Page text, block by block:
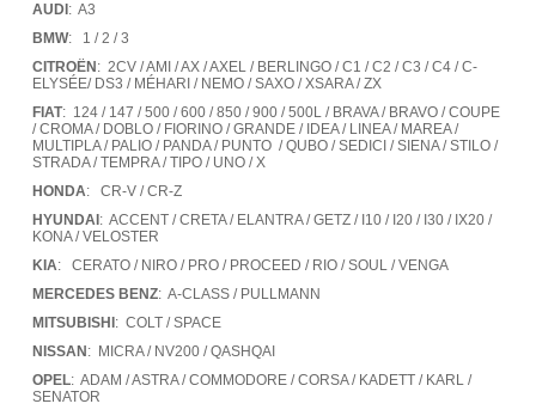
AUDI : A3
BMW: 1 / 2 / 3
CITROËN : 2CV / AMI / AX / AXEL / BERLINGO / C1 / C2 / C3 / C4 / C-
ELYSÉE/ DS3 / MÉHARI / NEMO / SAXO / XSARA / ZX
FIAT: 124 / 147 / 500 / 600 / 850 / 900 / 500L / BRAVA / BRAVO / COUPE
/ CROMA / DOBLO / FIORINO / GRANDE / IDEA / LINEA / MAREA /
MULTIPLA / PALIO / PANDA / PUNTO / QUBO / SEDICI / SIENA / STILO /
STRADA / TEMPRA / TIPO / UNO / X
HONDA: CR-V / CR-Z
HYUNDAI : ACCENT / CRETA / ELANTRA / GETZ / I10 / I20 / I30 / IX20 /
KONA / VELOSTER
KIA: CERATO / NIRO / PRO / PROCEED / RIO / SOUL / VENGA
MERCEDES BENZ: A-CLASS / PULLMANN
MITSUBISHI : COLT / SPACE
NISSAN : MICRA / NV200 / QASHQAI
OPEL: ADAM / ASTRA / COMMODORE / CORSA / KADETT / KARL /
SENATOR